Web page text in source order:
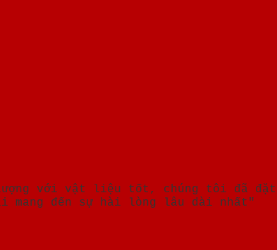
lượng với vật liệu tốt, chúng tôi đã
mang đến sự hài lòng lâu dài nhất"